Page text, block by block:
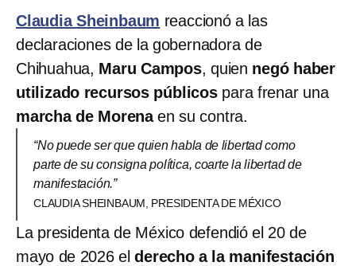
Claudia Sheinbaum reaccionó a las
declaraciones de la gobernadora de
Chihuahua, Maru Campos, quien negó haber
utilizado recursos públicospara frenar una
marcha de Morenaen su contra.
“No puede ser que quien habla de libertad como
parte de su consigna política, coarte la libertad de
manifestación.”
CLAUDIA SHEINBAUM, PRESIDENTA DE MÉXICO
La presidenta de México defendió el 20 de
mayo de 2026 elderecho a la manifestación